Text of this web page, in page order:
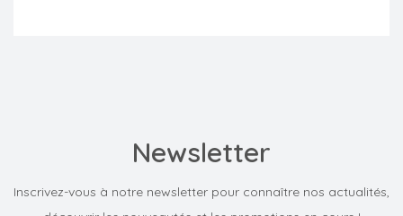
Newsletter
Inscrivez-vous à notre newsletter pour connaître nos actualités,